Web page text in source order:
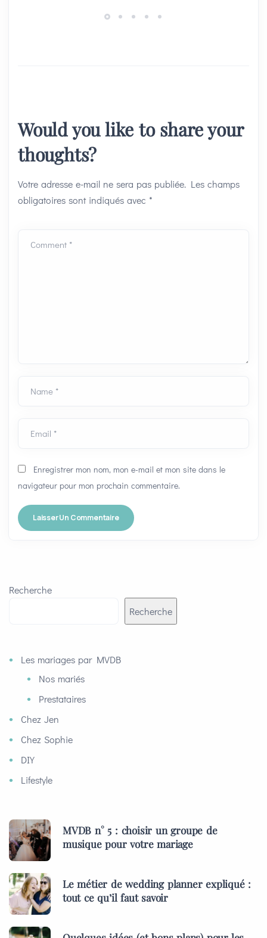
Would you like to share your
thoughts?
Votre adresse e-mail ne sera pas publiée. Les champs
obligatoires sont indiqués avec *
Comment *
Name *
Email *
Enregistrer mon nom, mon e-mail et mon site dans le
navigateur pour mon prochain commentaire.
Recherche
Recherche
Les mariages par MVDB
Nos mariés
Prestataires
Chez Jen
Chez Sophie
DIY
Lifestyle
MVDB n° 5 : choisir un groupe de
musique pour votre mariage
Le métier de wedding planner expliqué :
tout ce qu’il faut savoir